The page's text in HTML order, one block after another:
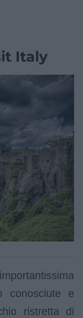
Italy
conosciute e
ristretta di